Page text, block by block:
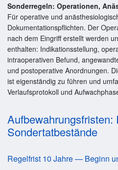
Sonderregeln: Operationen,
Für operative und
Dokumentationspflichten. Der
nach dem Eingriff erstellt werden
enthalten: Indikationsstellung,
intraoperativen Befund,
und postoperative Anordnungen.
ist eigenständig zu führen und
Verlaufsprotokoll und
Aufbewahrungsfristen:
Sondertatbestände
Regelfrist 10 Jahre — Beginn